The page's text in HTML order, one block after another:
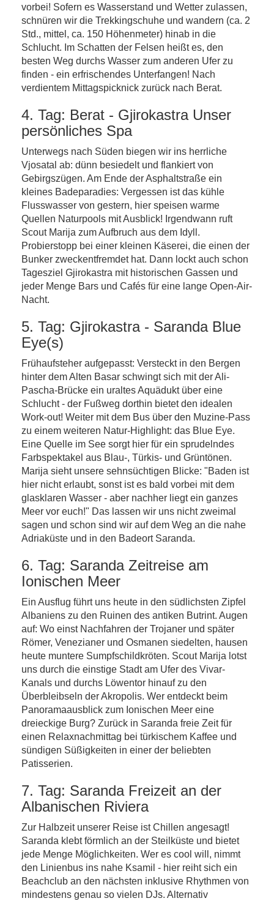
vorbei! Sofern es Wasserstand und Wetter zulassen,
schnüren wir die Trekkingschuhe und wandern (ca. 2
Std., mittel, ca. 150 Höhenmeter) hinab in die
Schlucht. Im Schatten der Felsen heißt es, den
besten Weg durchs Wasser zum anderen Ufer zu
finden - ein erfrischendes Unterfangen! Nach
verdientem Mittagspicknick zurück nach Berat.
4. Tag: Berat - Gjirokastra Unser
persönliches Spa
Unterwegs nach Süden biegen wir ins herrliche
Vjosatal ab: dünn besiedelt und flankiert von
Gebirgszügen. Am Ende der Asphaltstraße ein
kleines Badeparadies: Vergessen ist das kühle
Flusswasser von gestern, hier speisen warme
Quellen Naturpools mit Ausblick! Irgendwann ruft
Scout Marija zum Aufbruch aus dem Idyll.
Probierstopp bei einer kleinen Käserei, die einen der
Bunker zweckentfremdet hat. Dann lockt auch schon
Tagesziel Gjirokastra mit historischen Gassen und
jeder Menge Bars und Cafés für eine lange Open-Air-
Nacht.
5. Tag: Gjirokastra - Saranda Blue
Eye(s)
Frühaufsteher aufgepasst: Versteckt in den Bergen
hinter dem Alten Basar schwingt sich mit der Ali-
Pascha-Brücke ein uraltes Aquädukt über eine
Schlucht - der Fußweg dorthin bietet den idealen
Work-out! Weiter mit dem Bus über den Muzine-Pass
zu einem weiteren Natur-Highlight: das Blue Eye.
Eine Quelle im See sorgt hier für ein sprudelndes
Farbspektakel aus Blau-, Türkis- und Grüntönen.
Marija sieht unsere sehnsüchtigen Blicke: "Baden ist
hier nicht erlaubt, sonst ist es bald vorbei mit dem
glasklaren Wasser - aber nachher liegt ein ganzes
Meer vor euch!" Das lassen wir uns nicht zweimal
sagen und schon sind wir auf dem Weg an die nahe
Adriaküste und in den Badeort Saranda.
6. Tag: Saranda Zeitreise am
Ionischen Meer
Ein Ausflug führt uns heute in den südlichsten Zipfel
Albaniens zu den Ruinen des antiken Butrint. Augen
auf: Wo einst Nachfahren der Trojaner und später
Römer, Venezianer und Osmanen siedelten, hausen
heute muntere Sumpfschildkröten. Scout Marija lotst
uns durch die einstige Stadt am Ufer des Vivar-
Kanals und durchs Löwentor hinauf zu den
Überbleibseln der Akropolis. Wer entdeckt beim
Panoramaausblick zum Ionischen Meer eine
dreieckige Burg? Zurück in Saranda freie Zeit für
einen Relaxnachmittag bei türkischem Kaffee und
sündigen Süßigkeiten in einer der beliebten
Patisserien.
7. Tag: Saranda Freizeit an der
Albanischen Riviera
Zur Halbzeit unserer Reise ist Chillen angesagt!
Saranda klebt förmlich an der Steilküste und bietet
jede Menge Möglichkeiten. Wer es cool will, nimmt
den Linienbus ins nahe Ksamil - hier reiht sich ein
Beachclub an den nächsten inklusive Rhythmen von
mindestens genau so vielen DJs. Alternativ